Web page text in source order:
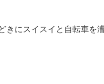
きにスイスイと自転車を